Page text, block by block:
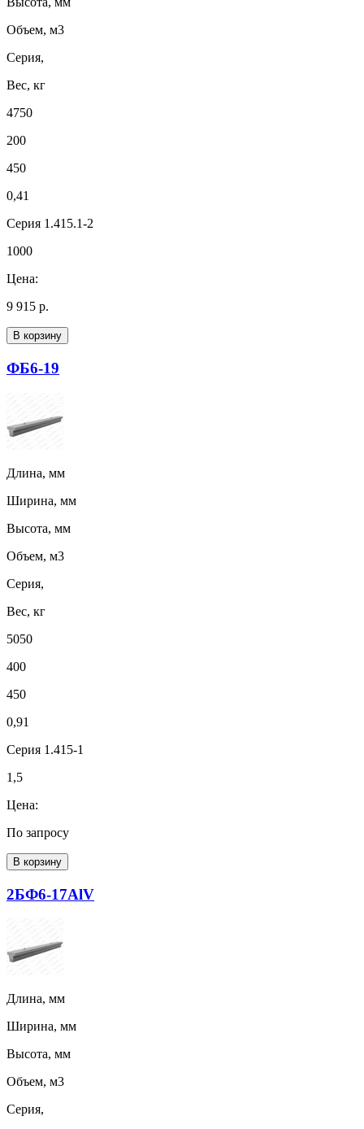
Объем, м3
Серия,
Вес, кг
4750
200
450
0,41
Серия 1.415.1-2
1000
Цена:
9 915 р.
В корзину
ФБ6-19
Длина, мм
Ширина, мм
Высота, мм
Объем, м3
Серия,
Вес, кг
5050
400
450
0,91
Серия 1.415-1
1,5
Цена:
По запросу
В корзину
2БФ6-17АlV
Длина, мм
Ширина, мм
Высота, мм
Объем, м3
Серия,